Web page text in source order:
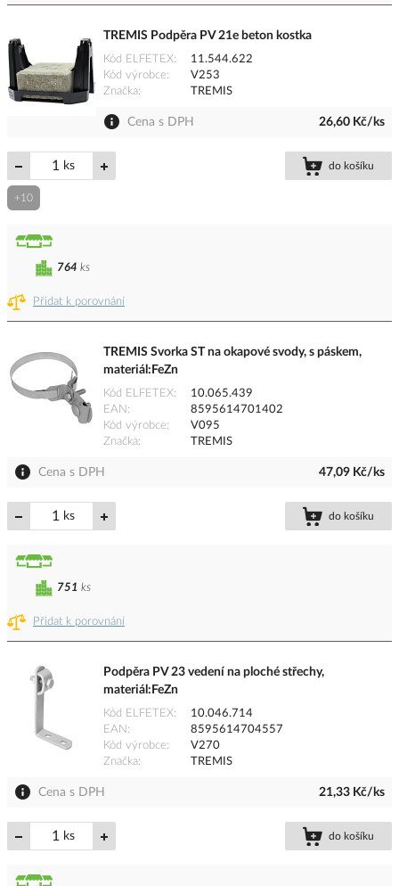
TREMIS Podpěra PV 21e beton kostka
Kód ELFETEX
11.544.622
Kód výrobce
V253
Značka
TREMIS
Cena s DPH 26,60 Kč/ks
ks do košíku
+10
Přidat k porovnání
764 ks
TREMIS Svorka ST na okapové svody, s páskem,
materiál:FeZn
Kód ELFETEX
10.065.439
EAN
8595614701402
Kód výrobce
V095
Značka
TREMIS
Cena s DPH 47,09 Kč/ks
ks do košíku
Přidat k porovnání
751 ks
Podpěra PV 23 vedení na ploché střechy,
materiál:FeZn
Kód ELFETEX
10.046.714
EAN
8595614704557
Kód výrobce
V270
Značka
TREMIS
Cena s DPH 21,33 Kč/ks
ks do košíku